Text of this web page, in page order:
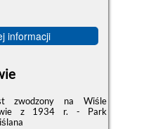
informacji
zwodzony na Wiśle
z 1934 r. - Park